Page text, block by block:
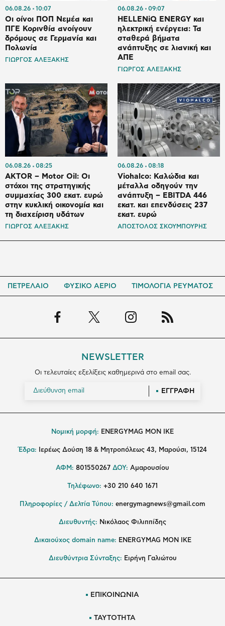
06.08.26 10:07
Οι οίνοι ΠΟΠ Νεμέα και
ΠΓΕ Κορινθία ανοίγουν
δρόμους σε Γερμανία και
Πολωνία
ΓΙΩΡΓΟΣ ΑΛΕΞΑΚΗΣ
06.08.26 09:07
HELLENiQ ENERGY και
ηλεκτρική ενέργεια: Τα
σταθερά βήματα
ανάπτυξης σε λιανική και
ΑΠΕ
ΓΙΩΡΓΟΣ ΑΛΕΞΑΚΗΣ
06.08.26 08:25
AKTOR – Motor Oil: Οι
στόχοι της στρατηγικής
συμμαχίας 300 εκατ. ευρώ
στην κυκλική οικονομία και
τη διαχείριση υδάτων
ΓΙΩΡΓΟΣ ΑΛΕΞΑΚΗΣ
06.08.26 08:18
Viohalco: Καλώδια και
μέταλλα οδηγούν την
ανάπτυξη – EBITDA 446
εκατ. και επενδύσεις 237
εκατ. ευρώ
ΑΠΟΣΤΟΛΟΣ ΣΚΟΥΜΠΟΥΡΗΣ
ΠΕΤΡΕΛΑΙΟ ΦΥΣΙΚΟ ΑΕΡΙΟ ΤΙΜΟΛΟΓΙΑ ΡΕΥΜΑΤΟΣ
NEWSLETTER
Οι τελευταίες εξελίξεις καθημερινά στο email σας.
ΕΓΓΡΑΦΗ
Νομική μορφή: ENERGYMAG MON IKE
Έδρα: Ιερέως Δούση 18 & Μητροπόλεως 43, Μαρούσι, 15124
ΑΦΜ: 801550267 ΔΟΥ: Αμαρουσίου
Τηλέφωνο: +30 210 640 1671
Πληροφορίες / Δελτία Τύπου: energymagnews@gmail.com
Διευθυντής: Νικόλαος Φιλιππίδης
Δικαιούχος domain name: ENERGYMAG ΜΟΝ ΙΚΕ
Διευθύντρια Σύνταξης: Ειρήνη Γαλιώτου
ΕΠΙΚΟΙΝΩΝΙΑ
ΤΑΥΤΟΤΗΤΑ